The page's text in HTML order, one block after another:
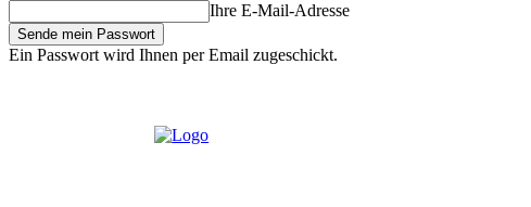
Ihre E-Mail-Adresse
Ein Passwort wird Ihnen per Email zugeschickt.